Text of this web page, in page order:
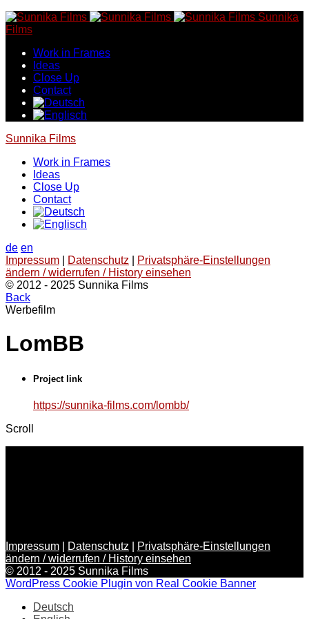
Skip
to
Sunnika
Films
Work in Frames
Ideas
Close Up
Contact
Sunnika Films
Work in Frames
Ideas
Close Up
Contact
de en
Impressum
Datenschutz
Privatsphäre-Einstellungen
ändern / widerrufen / History einsehen
© 2012 - 2025 Sunnika Films
Back
Werbefilm
LomBB
Project link
https://sunnika-films.com/lombb/
Scroll
Impressum Datenschutz
Privatsphäre-Einstellungen
ändern / widerrufen / History einsehen
© 2012 - 2025 Sunnika Films
WordPress Cookie Plugin von Real Cookie Banner
Deutsch